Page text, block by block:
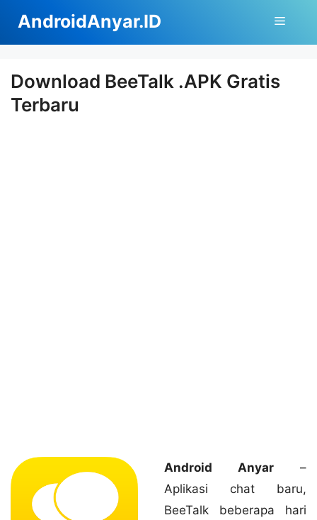
isi
AndroidAnyar.ID Menu
Download BeeTalk .APK Gratis
Terbaru
Android Anyar –
Aplikasi chat baru,
BeeTalk beberapa hari